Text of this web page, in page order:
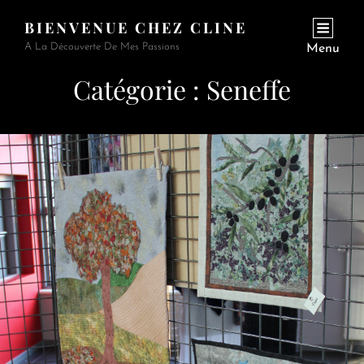
BIENVENUE CHEZ CLINE
A La Découverte De Mes Passions Menu
Catégorie : Seneffe